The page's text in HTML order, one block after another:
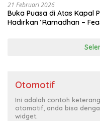
21 Februari 2026
Buka Puasa di Atas Kapal
Hadirkan ‘Ramadhan –
Otomotif
Ini adalah contoh
otomotif, anda bisa
widget.